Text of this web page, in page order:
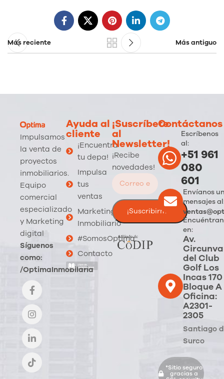
Más reciente Más antiguo
Impulsamos
la venta de
proyectos
inmobiliarios.
Equipo
comercial
especializado
y Marketing
digital
Síguenos
como:
/OptimaInmobilaria
Ayuda al
cliente
¡Encuentra
tu depa!
Impulsa
tus
ventas
Marketing
Inmobiliario
#SomosOptima
Contacto
¡Suscríbete
al
Newsletter!
¡Recibe
novedades!
Contáctanos
Escríbenos
al:
+51 961
080
601
Envíanos
mensajes
en:
Av.
del Club
Golf Los
Incas 170
Bloque A
Oficina:
A2301-
2305
Santiago
Surco
*Sitio seguro
gracias a